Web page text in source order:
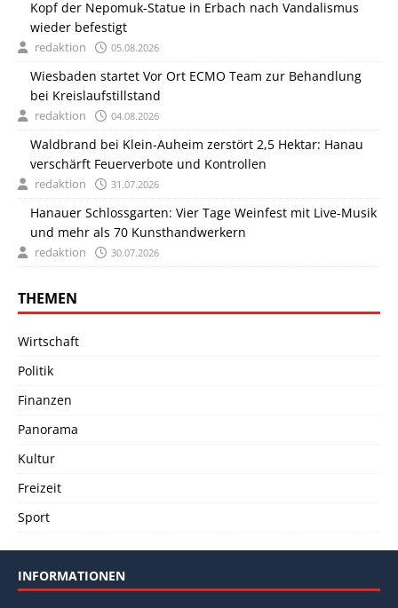
Kopf der Nepomuk-Statue in Erbach nach Vandalismus
wieder befestigt
redaktion 05.08.2026
Wiesbaden startet Vor Ort ECMO Team zur Behandlung
bei Kreislaufstillstand
redaktion 04.08.2026
Waldbrand bei Klein-Auheim zerstört 2,5 Hektar: Hanau
verschärft Feuerverbote und Kontrollen
redaktion 31.07.2026
Hanauer Schlossgarten: Vier Tage Weinfest mit Live-Musik
und mehr als 70 Kunsthandwerkern
redaktion 30.07.2026
THEMEN
Wirtschaft
Politik
Finanzen
Panorama
Kultur
Freizeit
Sport
INFORMATIONEN